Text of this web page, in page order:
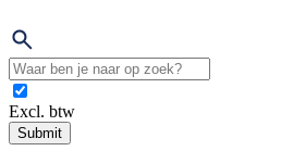
Excl. btw
Submit